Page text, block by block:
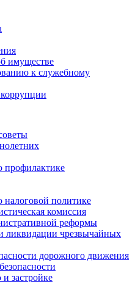
имуществе
к служебному
профилактике
политике
комиссия
реформы
ликвидации чрезвычайных
дорожного движения
застройке